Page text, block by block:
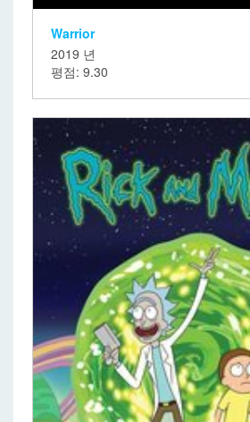
Warrior
2019 년
평점: 9.30